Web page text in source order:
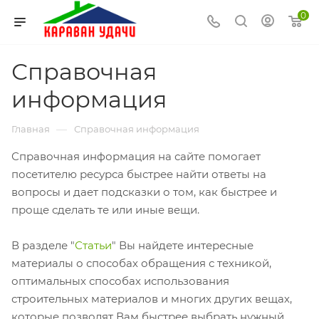
0
Справочная
информация
Главная — Справочная информация
Справочная информация на сайте помогает
посетителю ресурса быстрее найти ответы на
вопросы и дает подсказки о том, как быстрее и
проще сделать те или иные вещи.
В разделе "Статьи" Вы найдете интересные
материалы о способах обращения с техникой,
оптимальных способах использования
строительных материалов и многих других вещах,